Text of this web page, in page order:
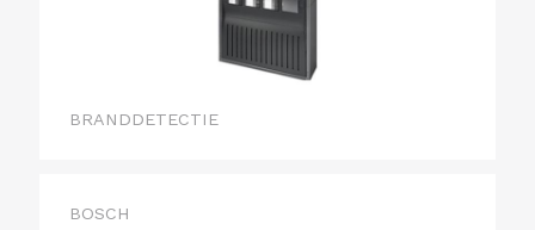
BRANDDETECTIE
BOSCH